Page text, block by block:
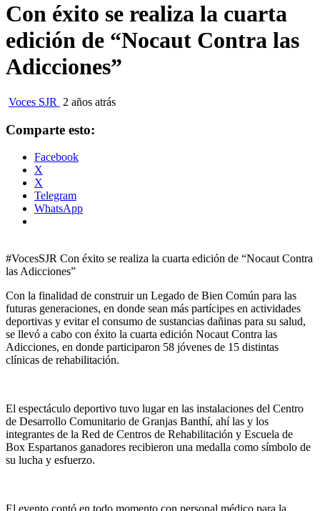
Con éxito se realiza la cuarta
edición de “Nocaut Contra las
Adicciones”
Voces SJR 2 años atrás
Comparte esto:
Facebook
X
X
Telegram
WhatsApp
#VocesSJR Con éxito se realiza la cuarta edición de “Nocaut Contra
las Adicciones”
Con la finalidad de construir un Legado de Bien Común para las
futuras generaciones, en donde sean más partícipes en actividades
deportivas y evitar el consumo de sustancias dañinas para su salud,
se llevó a cabo con éxito la cuarta edición Nocaut Contra las
Adicciones, en donde participaron 58 jóvenes de 15 distintas
clínicas de rehabilitación.
El espectáculo deportivo tuvo lugar en las instalaciones del Centro
de Desarrollo Comunitario de Granjas Banthí, ahí las y los
integrantes de la Red de Centros de Rehabilitación y Escuela de
Box Espartanos ganadores recibieron una medalla como símbolo de
su lucha y esfuerzo.